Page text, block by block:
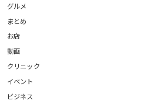
グルメ
まとめ
お店
動画
クリニック
イベント
ビジネス